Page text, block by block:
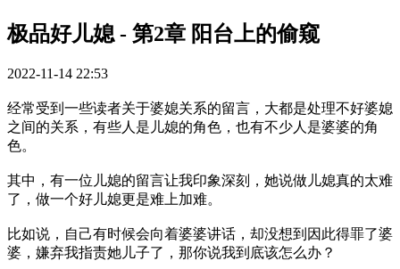
极品好儿媳 - 第2章 阳台上的偷窥
2022-11-14 22:53
经常受到一些读者关于婆媳关系的留言，大都是处理不好婆媳
之间的关系，有些人是儿媳的角色，也有不少人是婆婆的角
色。
其中，有一位儿媳的留言让我印象深刻，她说做儿媳真的太难
了，做一个好儿媳更是难上加难。
比如说，自己有时候会向着婆婆讲话，却没想到因此得罪了婆
婆，嫌弃我指责她儿子了，那你说我到底该怎么办？